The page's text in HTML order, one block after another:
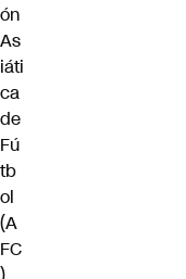
ón
As
iáti
ca
de
Fú
tb
ol
(A
FC